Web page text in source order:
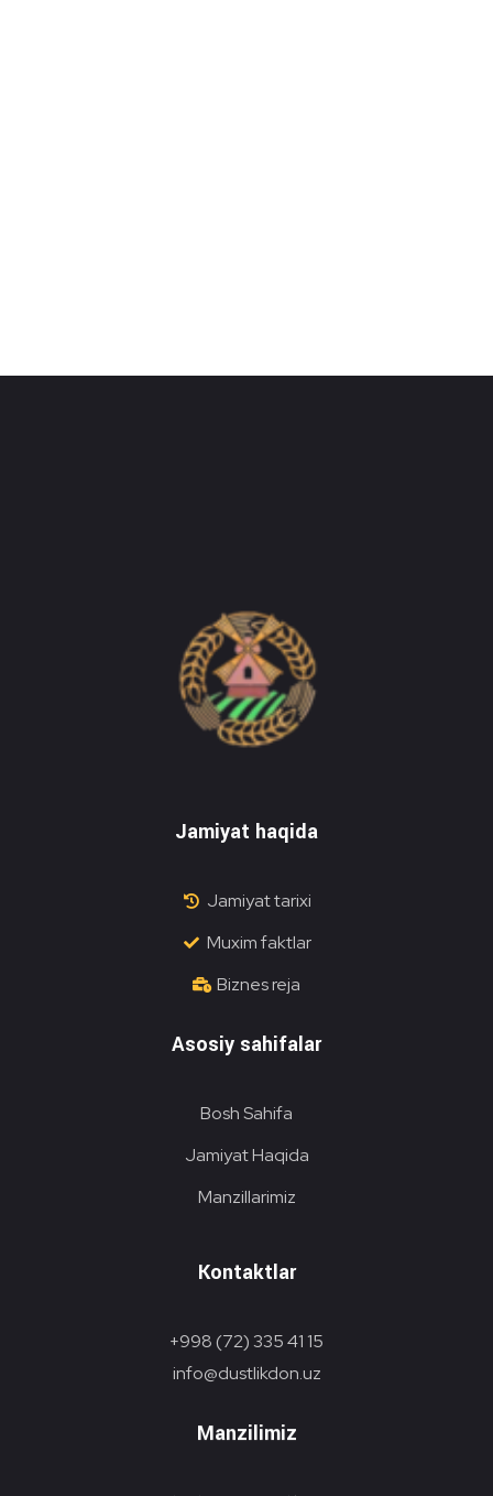
Jamiyat haqida
Jamiyat tarixi
Muxim faktlar
Biznes reja
Asosiy sahifalar
Bosh Sahifa
Jamiyat Haqida
Manzillarimiz
Kontaktlar
+998 (72) 335 41 15
info@dustlikdon.uz
Manzilimiz